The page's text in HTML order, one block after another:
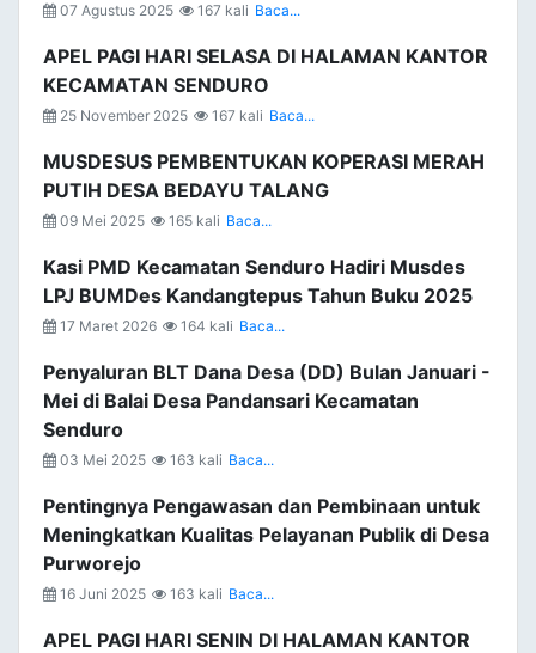
07 Agustus 2025 167 kali Baca...
APEL PAGI HARI SELASA DI HALAMAN KANTOR
KECAMATAN SENDURO
25 November 2025 167 kali Baca...
MUSDESUS PEMBENTUKAN KOPERASI MERAH
PUTIH DESA BEDAYU TALANG
09 Mei 2025 165 kali Baca...
Kasi PMD Kecamatan Senduro Hadiri Musdes
LPJ BUMDes Kandangtepus Tahun Buku 2025
17 Maret 2026 164 kali Baca...
Penyaluran BLT Dana Desa (DD) Bulan Januari -
Mei di Balai Desa Pandansari Kecamatan
Senduro
03 Mei 2025 163 kali Baca...
Pentingnya Pengawasan dan Pembinaan untuk
Meningkatkan Kualitas Pelayanan Publik di Desa
Purworejo
16 Juni 2025 163 kali Baca...
APEL PAGI HARI SENIN DI HALAMAN KANTOR